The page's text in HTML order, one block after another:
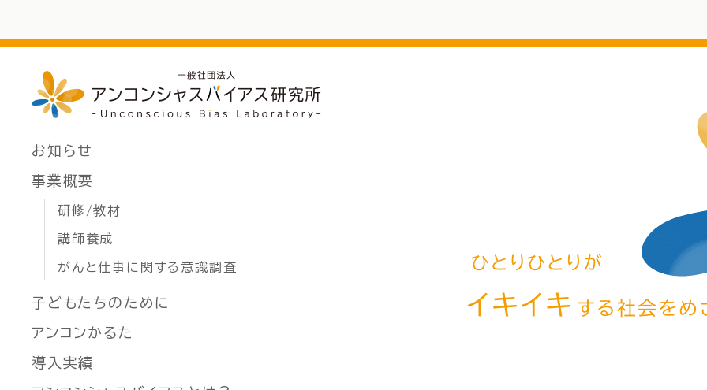
お知らせ
事業概要
研修/教材
講師養成
がんと仕事に関する意識調査
子どもたちのために
アンコンかるた
導入実績